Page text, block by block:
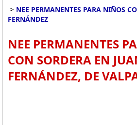
> NEE PERMANENTES PARA NIÑOS
FERNÁNDEZ
NEE PERMANENTES
CON SORDERA EN
FERNÁNDEZ, DE